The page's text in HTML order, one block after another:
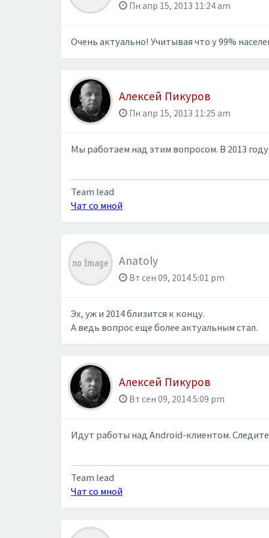
Пн апр 15, 2013 11:24 am
Очень актуально! Учитывая что у 99%
Алексей Пикуров
Пн апр 15, 2013 11:25 am
Мы работаем над этим вопросом. В 2013
Team lead
Чат со мной
Anatoly
Вт сен 09, 2014 5:01 pm
Эх, уж и 2014 близится к концу.
А ведь вопрос еще более актуальным стал.
Алексей Пикуров
Вт сен 09, 2014 5:09 pm
Идут работы над Android-клиентом.
Team lead
Чат со мной